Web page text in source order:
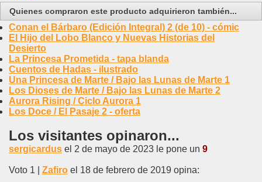
Quienes compraron este producto adquirieron también...
Conan el Bárbaro (Edición Integral) 2 (de 10) - cómic
El Hijo del Lobo Blanco y Nuevas Historias del
Desierto
La Princesa Prometida - tapa blanda
Cuentos de Hadas - ilustrado
Una Princesa de Marte / Bajo las Lunas de Marte 1
Los Dioses de Marte / Bajo las Lunas de Marte 2
Aurora Rising / Ciclo Aurora 1
Los Doce / El Pasaje 2 - oferta
Los visitantes opinaron...
sergicardus el 2 de mayo de 2023 le pone un 9
Voto 1 | Zafiro el 18 de febrero de 2019 opina: